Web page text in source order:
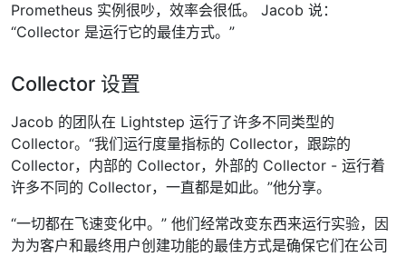
Prometheus 实例很吵，效率会很低。 Jacob 说：
“Collector 是运行它的最佳方式。”
Collector 设置
Jacob 的团队在 Lightstep 运行了许多不同类型的
Collector。“我们运行度量指标的 Collector，跟踪的
Collector，内部的 Collector，外部的 Collector - 运行着
许多不同的 Collector，一直都是如此。”他分享。
“一切都在飞速变化中。” 他们经常改变东西来运行实验，因
为为客户和最终用户创建功能的最佳方式是确保它们在公司